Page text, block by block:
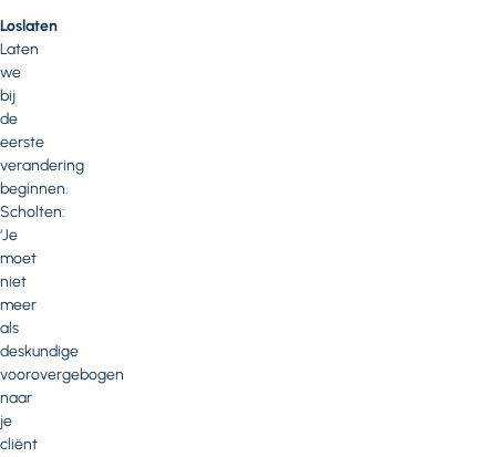
Loslaten
Laten
we
bij
de
eerste
verandering
beginnen.
Scholten:
‘Je
moet
niet
meer
als
deskundige
voorovergebogen
naar
je
cliënt